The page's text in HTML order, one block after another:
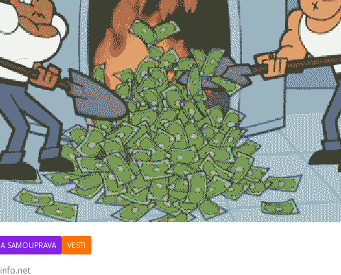
SAMOUPRAVA VESTI